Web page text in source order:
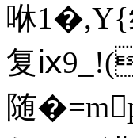
咻1�,
复
随